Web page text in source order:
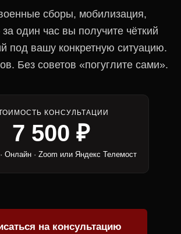
сборы, мобилизация,
один час вы получите чёткий
под вашу конкретную ситуацию.
Без советов «погуглите сами».
КОНСУЛЬТАЦИИ
7 500 ₽
Онлайн · Zoom или Яндекс Телемост
на консультацию